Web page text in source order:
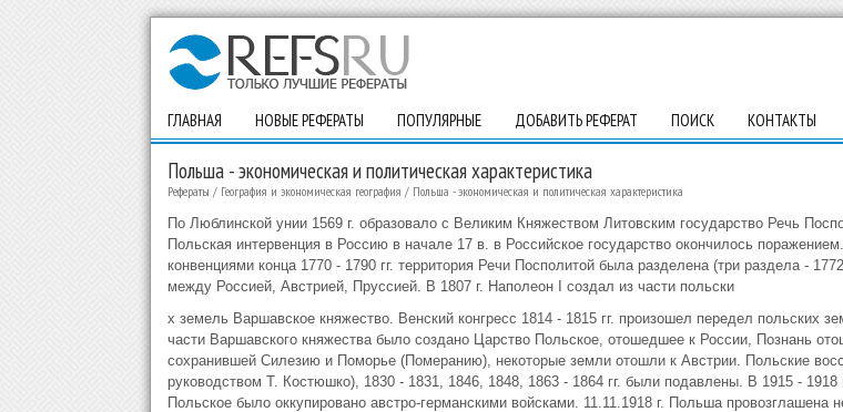
ГЛАВНАЯ НОВЫЕ РЕФЕРАТЫ ПОПУЛЯРНЫЕ ДОБАВИТЬ РЕФЕРАТ ПОИСК КОНТАКТЫ
Польша - экономическая и политическая характеристика
Рефераты / География и экономическая география / Польша - экономическая и политическая характеристика
По Люблинской унии 1569 г. образовало с Великим Княжеством Литовским государство Речь
Польская интервенция в Россию в начале 17 в. в Российское государство окончилось
конвенциями конца 1770 - 1790 гг. территория Речи Посполитой была разделена (три раздела -
между Россией, Австрией, Пруссией. В 1807 г. Наполеон I создал из части польски
х земель Варшавское княжество. Венский конгресс 1814 - 1815 гг. произошел передел польских
части Варшавского княжества было создано Царство Польское, отошедшее к России, Познань
сохранившей Силезию и Поморье (Померанию), некоторые земли отошли к Австрии. Польские
руководством Т. Костюшко), 1830 - 1831, 1846, 1848, 1863 - 1864 гг. были подавлены. В 1915 - 1918
Польское было оккупировано австро-германскими войсками. 11.11.1918 г. Польша провозглашена